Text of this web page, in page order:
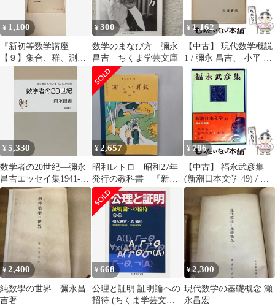
¥ 1,100
『新初等数学講座
【９】集合、群、測
ド社
¥300
数学のまなび方 彌永
昌吉 ちくま学芸文庫
¥ 1,162
【中古】 現代数学概説
1 / 彌永 昌吉、 小平 邦
彦 / 岩波書店
¥5,330
数学者の20世紀―彌永
昌吉エッセイ集1941-
2000
¥2,657
昭和レトロ 昭和27年
発行の教科書 『新し
い算数 四年下』 古
書
¥706
【中古】 福永武彦集
(新潮日本文学 49) / 福
永武彦 / 新潮社
¥2,400
純数學の世界 彌永昌
吉著
¥668
公理と証明 証明論への
招待 (ちくま学芸文庫)
¥2,300
現代数学の基礎概念 瀬
永昌宏